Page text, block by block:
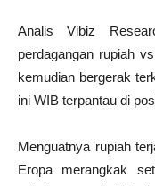
Analis Vibiz
perdagangan rupiah
kemudian bergerak
ini WIB terpantau di
Menguatnya rupiah
Eropa merangkak